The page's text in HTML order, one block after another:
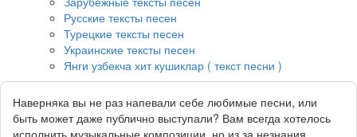
Русские тексты песен
Турецкие тексты песен
Украинские тексты песен
Янги узбекча хит кушиклар ( текст песни )
Наверняка вы не раз напевали себе любимые песни, или
быть может даже публично выступали? Вам всегда хотелось
исполнить музыкальные композиции, но из за незнания